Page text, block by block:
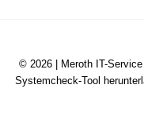
© 2026 | Meroth IT-
Systemcheck-Tool